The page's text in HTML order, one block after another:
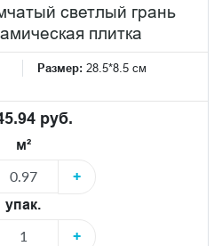
светлый грань
плитка
Размер: 28.5*8.5 см
руб.
м²
+
упак.
+